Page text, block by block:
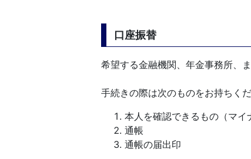
口座振替
希望する金融機関、年金事務所、
手続きの際は次のものをお持ちくだ
本人を確認できるもの（マイ
通帳
通帳の届出印